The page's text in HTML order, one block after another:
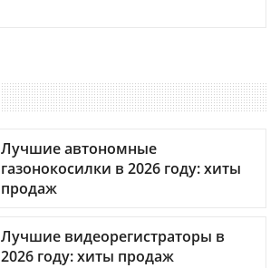
Лучшие автономные
газонокосилки в 2026 году: хиты
продаж
Лучшие видеорегистраторы в
2026 году: хиты продаж